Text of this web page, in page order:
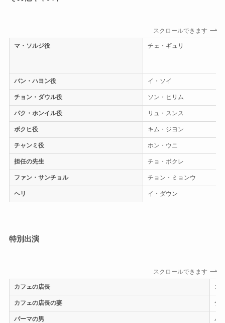
スクロールできます
マ・ソルジ役 チェ・ギュリ
バン・ハヨン役 イ・ソイ
チョン・ダウル役 ソン・ヒリム
パク・ホンイル役 リュ・スンス
ボクヒ役 キム・ジヨン
チャンミ役 ホン・ウニ
担任の先生 チョ・ボクレ
ファン・サンチョル チョン・ミョンウ
ヘリ イ・ダウン
特別出演
スクロールできます
カフェの店長 コ
カフェの店長の妻 チ
パーマの男 パ